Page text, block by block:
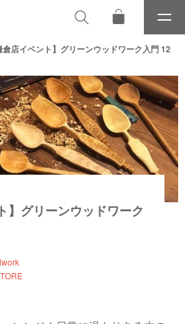
メ
ニ
ュ
倉店イベント】グリーンウッドワーク入門 12
】グリーンウッドワーク